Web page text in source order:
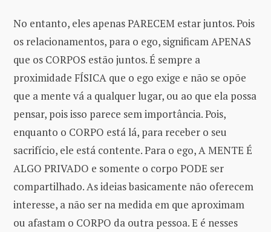
No entanto, eles apenas PARECEM estar juntos. Pois
os relacionamentos, para o ego, significam APENAS
que os CORPOS estão juntos. É sempre a
proximidade FÍSICA que o ego exige e não se opõe
que a mente vá a qualquer lugar, ou ao que ela possa
pensar, pois isso parece sem importância. Pois,
enquanto o CORPO está lá, para receber o seu
sacrifício, ele está contente. Para o ego, A MENTE É
ALGO PRIVADO e somente o corpo PODE ser
compartilhado. As ideias basicamente não oferecem
interesse, a não ser na medida em que aproximam
ou afastam o CORPO da outra pessoa. E é nesses